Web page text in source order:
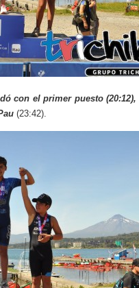
con el primer puesto (20:12),
(23:42).